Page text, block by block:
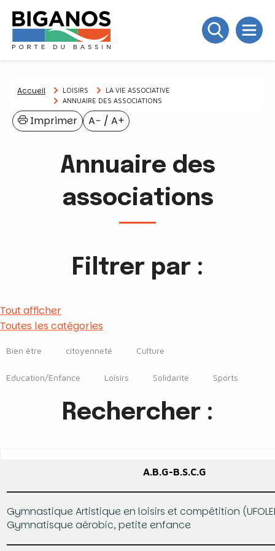
Accueil LOISIRS
LA VIE ASSOCIATIVE
ANNUAIRE DES ASSOCIATIONS
A− / A+
Imprimer
Annuaire des
associations
Filtrer par :
Tout afficher
Toutes les catégories
Bien être citoyenneté Culture
Education/Enfance Loisirs Solidarité Sports
Rechercher :
A.B.G-B.S.C.G
Gymnastique Artistique en loisirs et compétition
Gymnatisque aérobic, petite enfance